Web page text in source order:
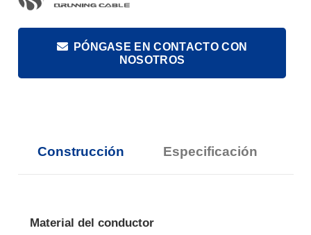
PÓNGASE EN CONTACTO CON
NOSOTROS
Construcción Especificación
Material del conductor